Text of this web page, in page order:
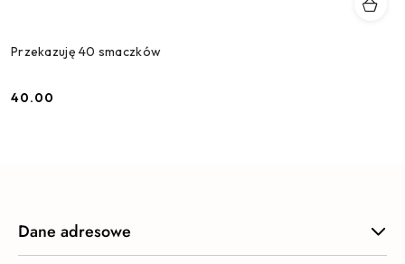
Przekazuję 40 smaczków
Cena:
40.00
Dane adresowe